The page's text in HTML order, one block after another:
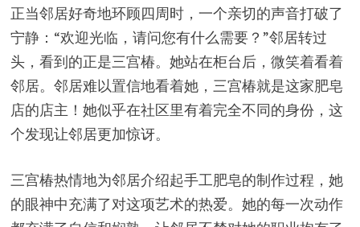
正当邻居好奇地环顾四周时，一个亲切的声音打破了
宁静：“欢迎光临，请问您有什么需要？”邻居转过
头，看到的正是三宫椿。她站在柜台后，微笑着看着
邻居。邻居难以置信地看着她，三宫椿就是这家肥皂
店的店主！她似乎在社区里有着完全不同的身份，这
个发现让邻居更加惊讶。
三宫椿热情地为邻居介绍起手工肥皂的制作过程，她
的眼神中充满了对这项艺术的热爱。她的每一次动作